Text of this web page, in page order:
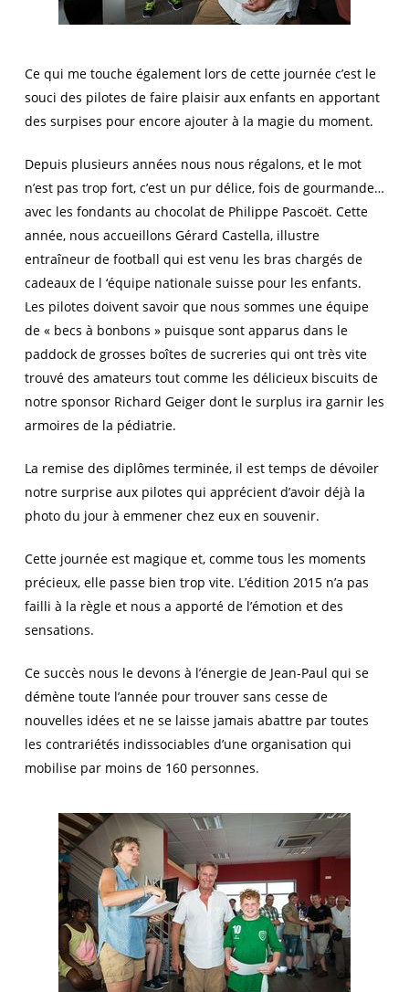
Ce qui me touche également lors de cette journée c’est le
souci des pilotes de faire plaisir aux enfants en apportant
des surpises pour encore ajouter à la magie du moment.
Depuis plusieurs années nous nous régalons, et le mot
n’est pas trop fort, c’est un pur délice, fois de gourmande…
avec les fondants au chocolat de Philippe Pascoët. Cette
année, nous accueillons Gérard Castella, illustre
entraîneur de football qui est venu les bras chargés de
cadeaux de l ‘équipe nationale suisse pour les enfants.
Les pilotes doivent savoir que nous sommes une équipe
de « becs à bonbons » puisque sont apparus dans le
paddock de grosses boîtes de sucreries qui ont très vite
trouvé des amateurs tout comme les délicieux biscuits de
notre sponsor Richard Geiger dont le surplus ira garnir les
armoires de la pédiatrie.
La remise des diplômes terminée, il est temps de dévoiler
notre surprise aux pilotes qui apprécient d’avoir déjà la
photo du jour à emmener chez eux en souvenir.
Cette journée est magique et, comme tous les moments
précieux, elle passe bien trop vite. L’édition 2015 n’a pas
failli à la règle et nous a apporté de l’émotion et des
sensations.
Ce succès nous le devons à l’énergie de Jean-Paul qui se
démène toute l’année pour trouver sans cesse de
nouvelles idées et ne se laisse jamais abattre par toutes
les contrariétés indissociables d’une organisation qui
mobilise par moins de 160 personnes.